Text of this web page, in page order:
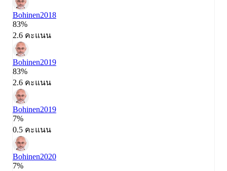
Bohinen2018
83%
2.6 คะแนน
Bohinen2019
83%
2.6 คะแนน
Bohinen2019
7%
0.5 คะแนน
Bohinen2020
7%